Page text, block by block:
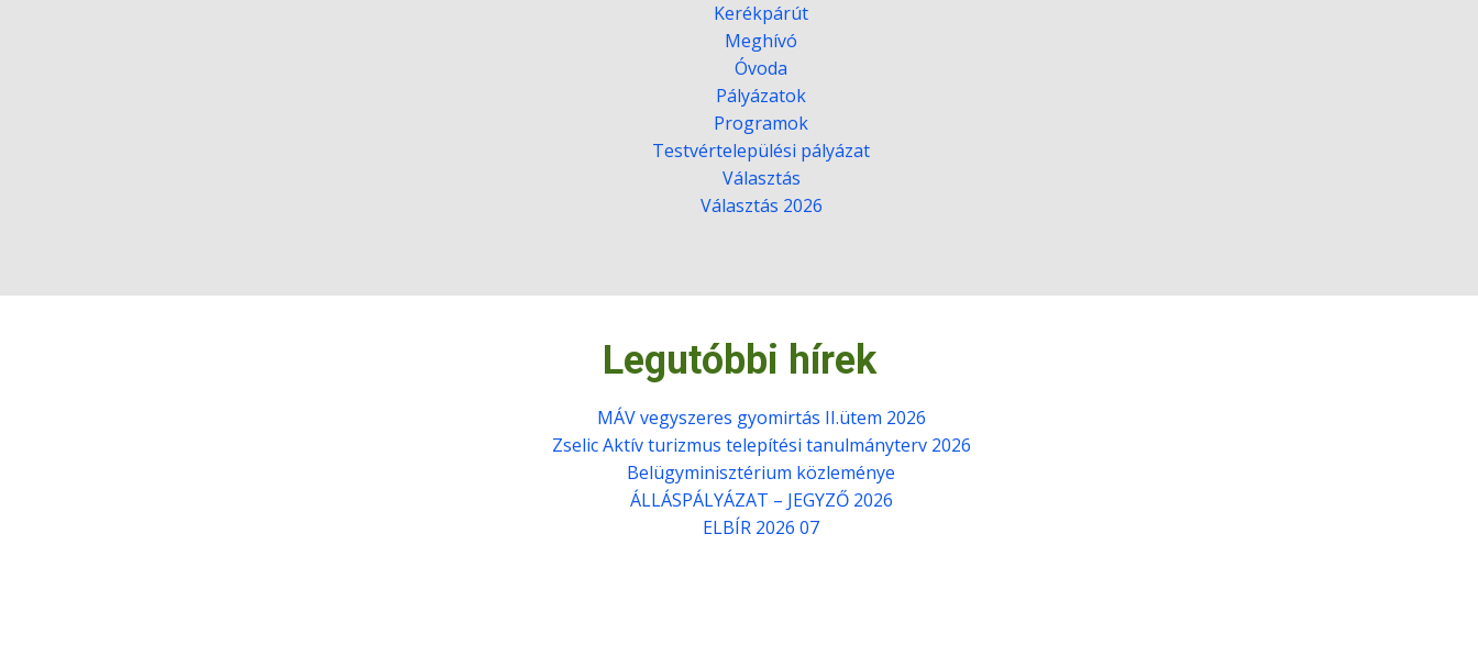
Kerékpárút
Meghívó
Óvoda
Pályázatok
Programok
Testvértelepülési pályázat
Választás
Választás 2026
Legutóbbi hírek
MÁV vegyszeres gyomirtás II.ütem 2026
Zselic Aktív turizmus telepítési tanulmányterv 2026
Belügyminisztérium közleménye
ÁLLÁSPÁLYÁZAT – JEGYZŐ 2026
ELBÍR 2026 07